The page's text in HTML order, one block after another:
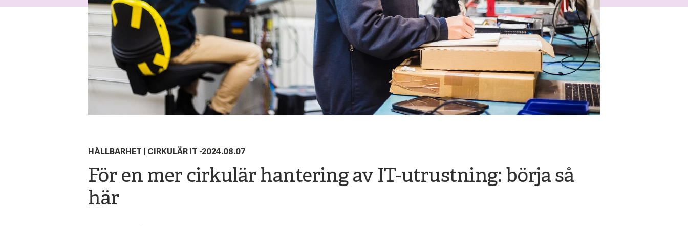
HÅLLBARHET | CIRKULÄR IT -2024.08.07
För en mer cirkulär hantering av IT-utrustning: börja så
här